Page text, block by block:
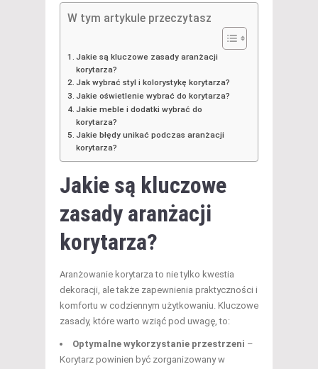
W tym artykule przeczytasz
Jakie są kluczowe zasady aranżacji
korytarza?
Jak wybrać styl i kolorystykę korytarza?
Jakie oświetlenie wybrać do korytarza?
Jakie meble i dodatki wybrać do
korytarza?
Jakie błędy unikać podczas aranżacji
korytarza?
Jakie są kluczowe
zasady aranżacji
korytarza?
Aranżowanie korytarza to nie tylko kwestia
dekoracji, ale także zapewnienia praktyczności i
komfortu w codziennym użytkowaniu. Kluczowe
zasady, które warto wziąć pod uwagę, to:
Optymalne wykorzystanie przestrzeni –
Korytarz powinien być zorganizowany w